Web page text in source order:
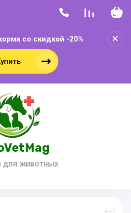
со скидкой -20%
для животных